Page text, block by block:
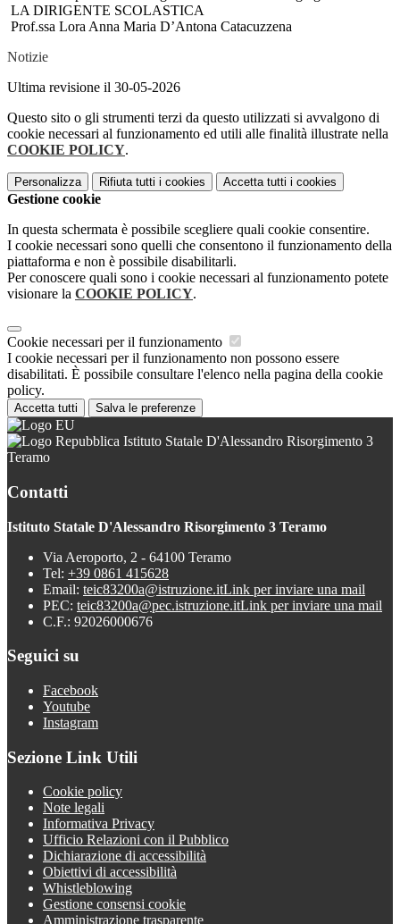
LA DIRIGENTE SCOLASTICA
Prof.ssa Lora Anna Maria D’Antona Catacuzzena
Notizie
Ultima revisione il 30-05-2026
Questo sito o gli strumenti terzi da questo utilizzati si avvalgono di
cookie necessari al funzionamento ed utili alle finalità illustrate nella
COOKIE POLICY.
Personalizza Rifiuta tutti i cookies Accetta tutti i cookies
Gestione cookie
In questa schermata è possibile scegliere quali cookie consentire.
I cookie necessari sono quelli che consentono il funzionamento della
piattaforma e non è possibile disabilitarli.
Per conoscere quali sono i cookie necessari al funzionamento potete
visionare la COOKIE POLICY.
Cookie necessari per il funzionamento
I cookie necessari per il funzionamento non possono essere
disabilitati. È possibile consultare l'elenco nella pagina della cookie
policy.
Accetta tutti Salva le preferenze
Istituto Statale D'Alessandro Risorgimento 3
Teramo
Contatti
Istituto Statale D'Alessandro Risorgimento 3 Teramo
Via Aeroporto, 2 - 64100 Teramo
Tel: +39 0861 415628
Email: teic83200a@istruzione.itLink per inviare una mail
PEC: teic83200a@pec.istruzione.itLink per inviare una mail
C.F.: 92026000676
Seguici su
Facebook
Youtube
Instagram
Sezione Link Utili
Cookie policy
Note legali
Informativa Privacy
Ufficio Relazioni con il Pubblico
Dichiarazione di accessibilità
Obiettivi di accessibilità
Whistleblowing
Gestione consensi cookie
Amministrazione trasparente